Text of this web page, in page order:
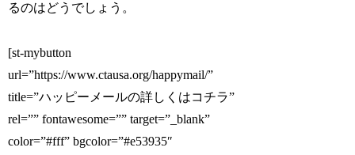
るのはどうでしょう。
[st-mybutton
url=”https://www.ctausa.org/happymail/”
title=”ハッピーメールの詳しくはコチラ”
rel=”” fontawesome=”” target=”_blank”
color=”#fff” bgcolor=”#e53935″